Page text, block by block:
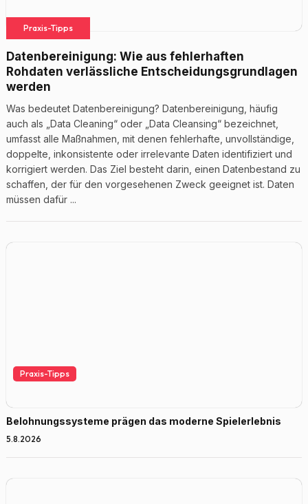
Praxis-Tipps
Datenbereinigung: Wie aus fehlerhaften
Rohdaten verlässliche Entscheidungsgrundlagen
werden
Was bedeutet Datenbereinigung? Datenbereinigung, häufig
auch als „Data Cleaning“ oder „Data Cleansing“ bezeichnet,
umfasst alle Maßnahmen, mit denen fehlerhafte, unvollständige,
doppelte, inkonsistente oder irrelevante Daten identifiziert und
korrigiert werden. Das Ziel besteht darin, einen Datenbestand zu
schaffen, der für den vorgesehenen Zweck geeignet ist. Daten
müssen dafür ...
Praxis-Tipps
Belohnungssysteme prägen das moderne Spielerlebnis
5.8.2026